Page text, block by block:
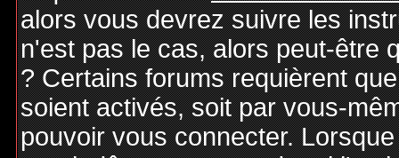
alors vous devrez suivre les
n'est pas le cas, alors peut-être
? Certains forums requièrent
soient activés, soit par vous-
pouvoir vous connecter.